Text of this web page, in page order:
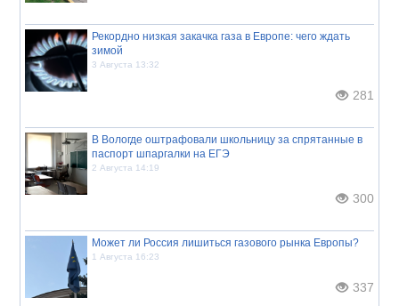
Рекордно низкая закачка газа в Европе: чего ждать
зимой
3 Августа 13:32
281
В Вологде оштрафовали школьницу за спрятанные в
паспорт шпаргалки на ЕГЭ
2 Августа 14:19
300
Может ли Россия лишиться газового рынка Европы?
1 Августа 16:23
337